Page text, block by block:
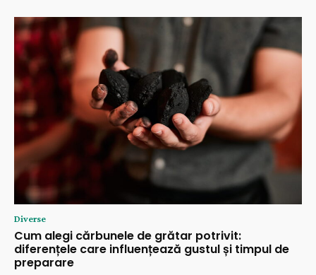
Diverse
Cum alegi cărbunele de grătar potrivit:
diferențele care influențează gustul și timpul de
preparare